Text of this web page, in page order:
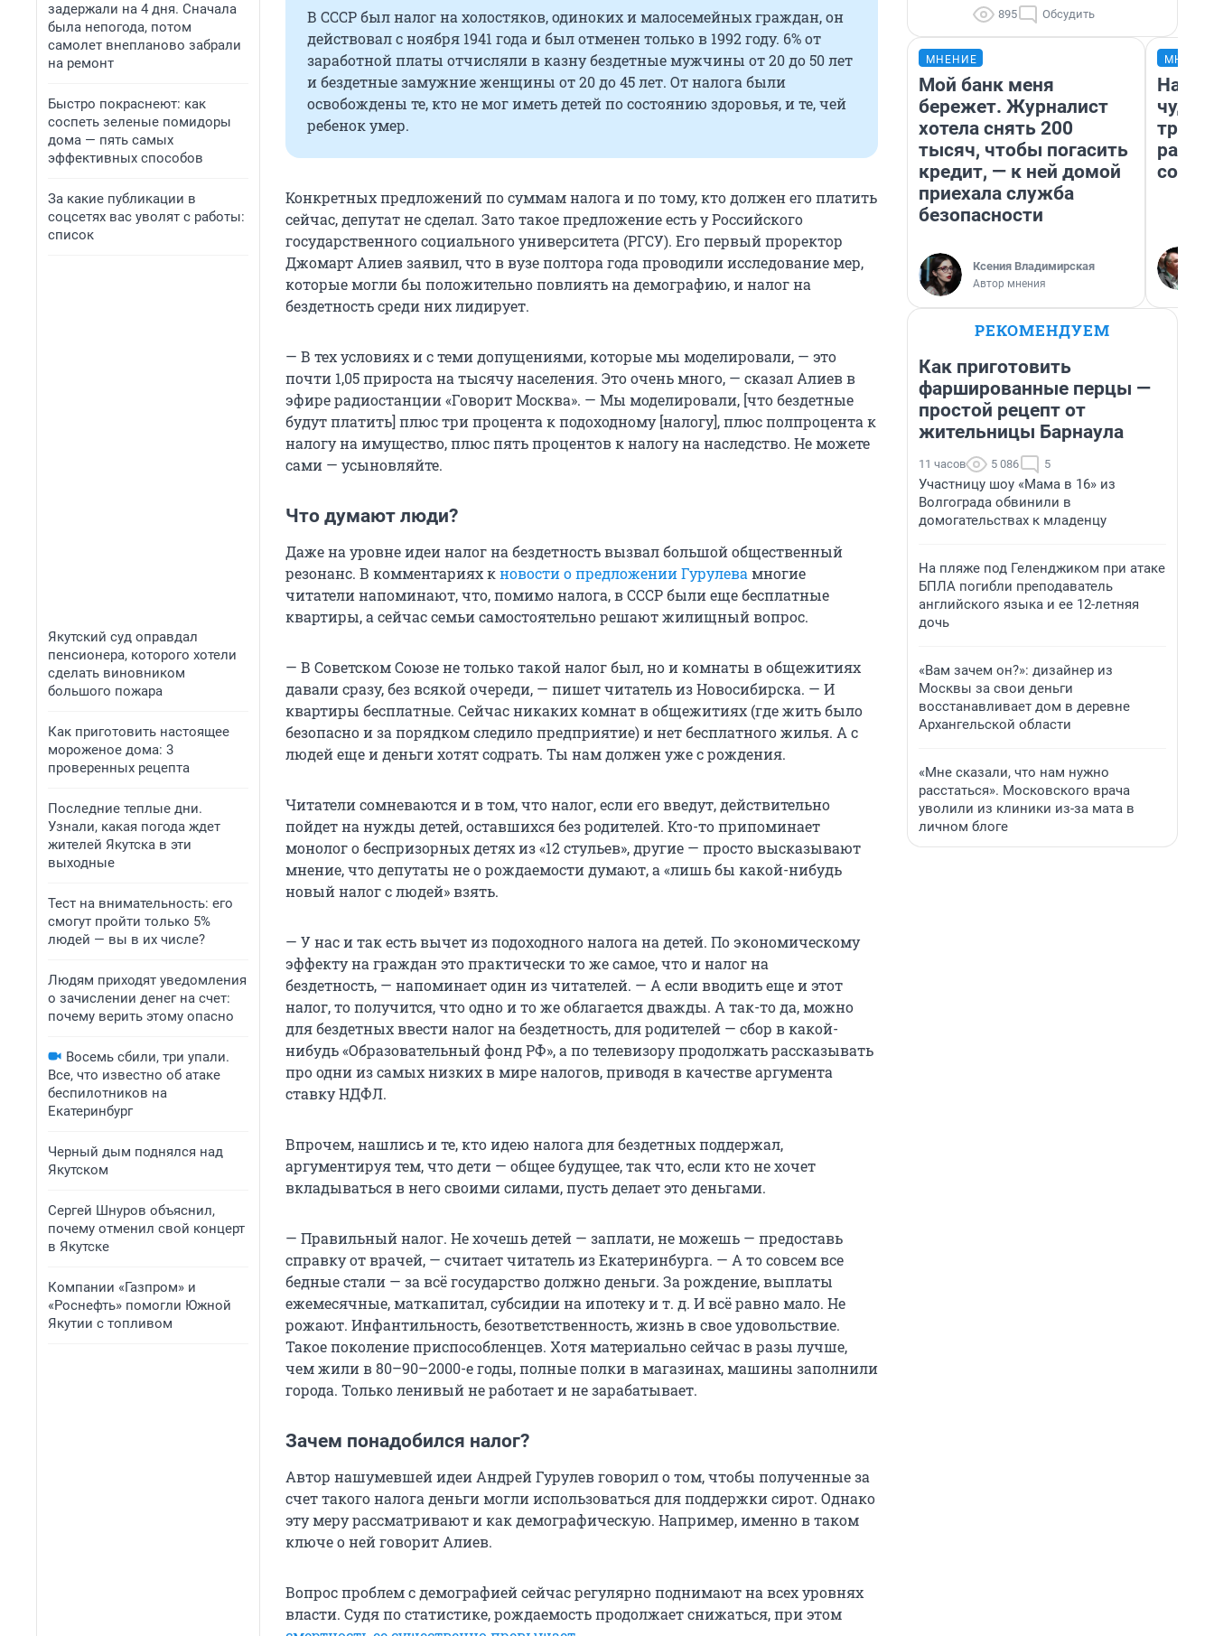
задержали на 4 дня. Сначала
была непогода, потом
самолет внепланово забрали
на ремонт
Быстро покраснеют: как
соспеть зеленые помидоры
дома — пять самых
эффективных способов
За какие публикации в
соцсетях вас уволят с работы:
список
Якутский суд оправдал
пенсионера, которого хотели
сделать виновником
большого пожара
Как приготовить настоящее
мороженое дома: 3
проверенных рецепта
Последние теплые дни.
Узнали, какая погода ждет
жителей Якутска в эти
выходные
Тест на внимательность: его
смогут пройти только 5%
людей — вы в их числе?
Людям приходят уведомления
о зачислении денег на счет:
почему верить этому опасно
Восемь сбили, три упали.
Все, что известно об атаке
беспилотников на
Екатеринбург
Черный дым поднялся над
Якутском
Сергей Шнуров объяснил,
почему отменил свой концерт
в Якутске
Компании «Газпром» и
«Роснефть» помогли Южной
Якутии с топливом
В СССР был налог на холостяков, одиноких и малосемейных граждан, он
действовал с ноября 1941 года и был отменен только в 1992 году. 6% от
заработной платы отчисляли в казну бездетные мужчины от 20 до 50 лет
и бездетные замужние женщины от 20 до 45 лет. От налога были
освобождены те, кто не мог иметь детей по состоянию здоровья, и те, чей
ребенок умер.
Конкретных предложений по суммам налога и по тому, кто должен его платить
сейчас, депутат не сделал. Зато такое предложение есть у Российского
государственного социального университета (РГСУ). Его первый проректор
Джомарт Алиев заявил, что в вузе полтора года проводили исследование мер,
которые могли бы положительно повлиять на демографию, и налог на
бездетность среди них лидирует.
— В тех условиях и с теми допущениями, которые мы моделировали, — это
почти 1,05 прироста на тысячу населения. Это очень много, — сказал Алиев в
эфире радиостанции «Говорит Москва». — Мы моделировали, [что бездетные
будут платить] плюс три процента к подоходному [налогу], плюс полпроцента к
налогу на имущество, плюс пять процентов к налогу на наследство. Не можете
сами — усыновляйте.
Что думают люди?
Даже на уровне идеи налог на бездетность вызвал большой общественный
резонанс. В комментариях кновости о предложении Гурулева многие
читатели напоминают, что, помимо налога, в СССР были еще бесплатные
квартиры, а сейчас семьи самостоятельно решают жилищный вопрос.
— В Советском Союзе не только такой налог был, но и комнаты в общежитиях
давали сразу, без всякой очереди, — пишет читатель из Новосибирска. — И
квартиры бесплатные. Сейчас никаких комнат в общежитиях (где жить было
безопасно и за порядком следило предприятие) и нет бесплатного жилья. А с
людей еще и деньги хотят содрать. Ты нам должен уже с рождения.
Читатели сомневаются и в том, что налог, если его введут, действительно
пойдет на нужды детей, оставшихся без родителей. Кто-то припоминает
монолог о беспризорных детях из «12 стульев», другие — просто высказывают
мнение, что депутаты не о рождаемости думают, а «лишь бы какой-нибудь
новый налог с людей» взять.
— У нас и так есть вычет из подоходного налога на детей. По экономическому
эффекту на граждан это практически то же самое, что и налог на
бездетность, — напоминает один из читателей. — А если вводить еще и этот
налог, то получится, что одно и то же облагается дважды. А так-то да, можно
для бездетных ввести налог на бездетность, для родителей — сбор в какой-
нибудь «Образовательный фонд РФ», а по телевизору продолжать рассказывать
про одни из самых низких в мире налогов, приводя в качестве аргумента
ставку НДФЛ.
Впрочем, нашлись и те, кто идею налога для бездетных поддержал,
аргументируя тем, что дети — общее будущее, так что, если кто не хочет
вкладываться в него своими силами, пусть делает это деньгами.
— Правильный налог. Не хочешь детей — заплати, не можешь — предоставь
справку от врачей, — считает читатель из Екатеринбурга. — А то совсем все
бедные стали — за всё государство должно деньги. За рождение, выплаты
ежемесячные, маткапитал, субсидии на ипотеку и т. д. И всё равно мало. Не
рожают. Инфантильность, безответственность, жизнь в свое удовольствие.
Такое поколение приспособленцев. Хотя материально сейчас в разы лучше,
чем жили в 80–90–2000-е годы, полные полки в магазинах, машины заполнили
города. Только ленивый не работает и не зарабатывает.
Зачем понадобился налог?
Автор нашумевшей идеи Андрей Гурулев говорил о том, чтобы полученные за
счет такого налога деньги могли использоваться для поддержки сирот. Однако
эту меру рассматривают и как демографическую. Например, именно в таком
ключе о ней говорит Алиев.
Вопрос проблем с демографией сейчас регулярно поднимают на всех уровнях
власти. Судя по статистике, рождаемость продолжает снижаться, при этом
895 Обсудить
МНЕНИЕ
Мой банк меня
бережет. Журналист
хотела снять 200
тысяч, чтобы погасить
кредит, — к ней домой
приехала служба
безопасности
Ксения Владимирская
Автор мнения
РЕКОМЕНДУЕМ
Как приготовить
фаршированные перцы —
простой рецепт от
жительницы Барнаула
11 часов 5 086 5
Участницу шоу «Мама в 16» из
Волгограда обвинили в
домогательствах к младенцу
На пляже под Геленджиком при атаке
БПЛА погибли преподаватель
английского языка и ее 12-летняя
дочь
«Вам зачем он?»: дизайнер из
Москвы за свои деньги
восстанавливает дом в деревне
Архангельской области
«Мне сказали, что нам нужно
расстаться». Московского врача
уволили из клиники из-за мата в
личном блоге